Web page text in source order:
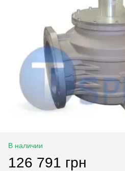
В наличии
126 791 грн